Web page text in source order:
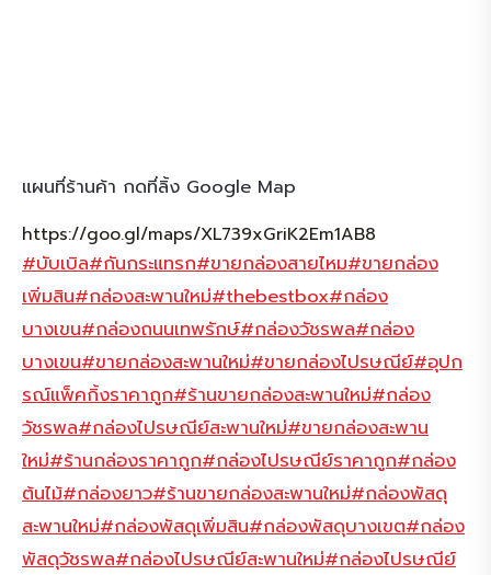
แผนที่ร้านค้า กดที่ลิ้ง Google Map
https://goo.gl/maps/XL739xGriK2Em1AB8
#บับเบิล#กันกระแทรก#ขายกล่องสายไหม#ขายกล่อง
เพิ่มสิน#กล่องสะพานใหม่#thebestbox#กล่อง
บางเขน#กล่องถนนเทพรักษ์#กล่องวัชรพล#กล่อง
บางเขน#ขายกล่องสะพานใหม่#ขายกล่องไปรษณีย์#อุปก
รณ์แพ็คกิ้งราคาถูก#ร้านขายกล่องสะพานใหม่#กล่อง
วัชรพล#กล่องไปรษณีย์สะพานใหม่#ขายกล่องสะพาน
ใหม่#ร้านกล่องราคาถูก#กล่องไปรษณีย์ราคาถูก#กล่อง
ต้นไม้#กล่องยาว#ร้านขายกล่องสะพานใหม่#กล่องพัสดุ
สะพานใหม่#กล่องพัสดุเพิ่มสิน#กล่องพัสดุบางเขต#กล่อง
พัสดุวัชรพล#กล่องไปรษณีย์สะพานใหม่#กล่องไปรษณีย์